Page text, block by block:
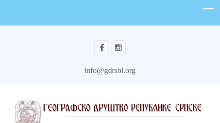
info@gdrsbl.org